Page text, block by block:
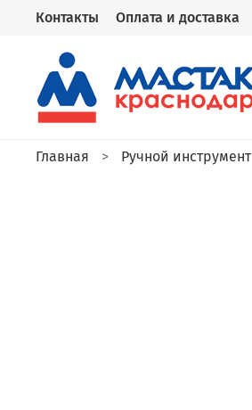
Контакты Оплата и доставка
Главная Ручной инструмент